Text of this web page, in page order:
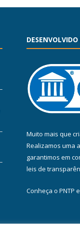
Muito mais que
Realizamos uma
garantimos em
leis de
Conheça o PNTP